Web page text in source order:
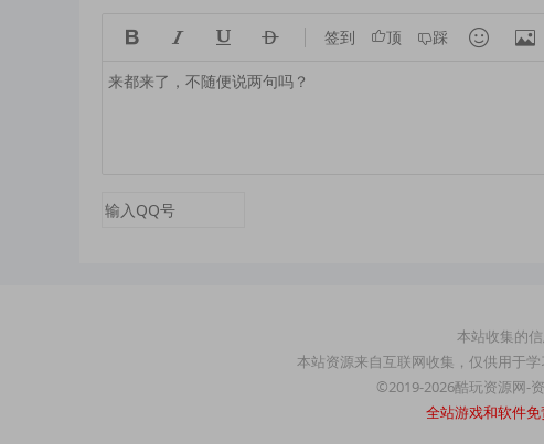
    签到 顶 踩  
本站收集的
本站资源来自互联网收集，仅供用于
©2019-2026酷玩资源网-
全站游戏和软件